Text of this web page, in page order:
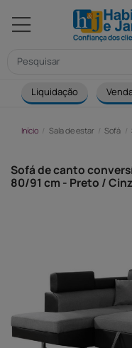
Liquidação
Início Sala de estar Sofá
Sofá de canto
80/91 cm - Preto /